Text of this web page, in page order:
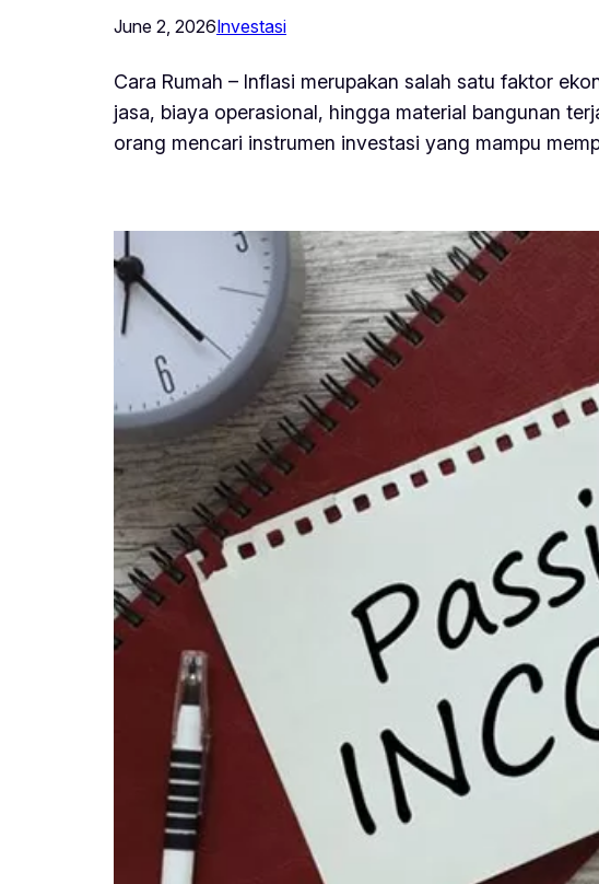
June 2, 2026Investasi
Cara Rumah – Inflasi merupakan salah satu faktor
jasa, biaya operasional, hingga material bangunan
orang mencari instrumen investasi yang mampu